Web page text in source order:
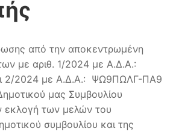
από την αποκεντρωμένη
των με αριθ. 1/2024 με Α.Δ.Α.:
2/2024 με Α.Δ.Α.: ΨΩ9ΠΩΛΓ-ΠΑ9
μας Συμβουλίου
εκλογή των μελών του
συμβουλίου και της